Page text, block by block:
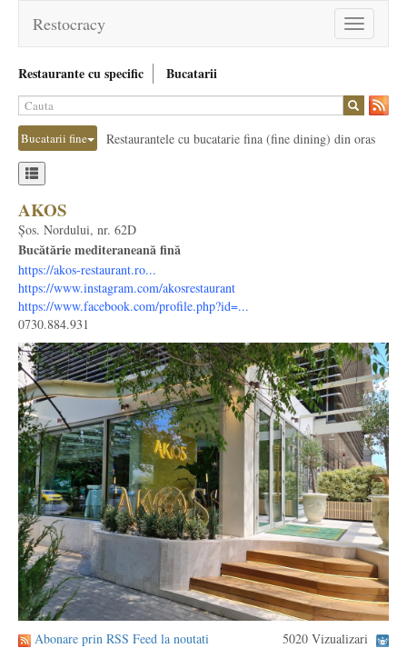
Toggle
navigation
Restocracy
Restaurante cu specific Bucatarii
Bucatarii fine Restaurantele cu bucatarie fina (fine dining) din oras
AKOS
Șos. Nordului, nr. 62D
Bucătărie mediteraneană fină
https://akos-restaurant.ro...
https://www.instagram.com/akosrestaurant
https://www.facebook.com/profile.php?id=...
0730.884.931
Abonare prin RSS Feed la noutati
5020 Vizualizari